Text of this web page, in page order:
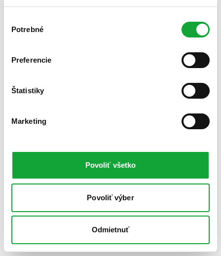
súhlasu
Potrebné
Preferencie
Štatistiky
Marketing
Povoliť všetko
Povoliť výber
Odmietnuť